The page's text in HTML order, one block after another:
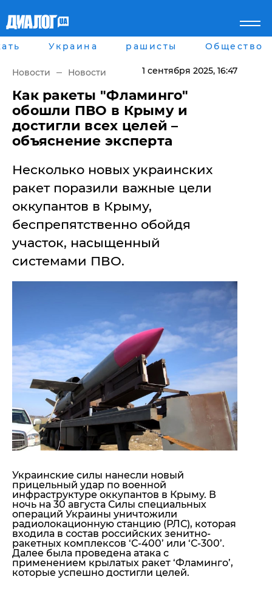
Главная
рассея
Мир
Беларусь
Военное обозрение
Наука и Техника
Экономика
Блоги
Шоу-биз
Здоровье
Украина
Спорт
Культура
Города
Харьков
Днепр
Львов
Одесса
Война на Донбассе и в
Крыму
"ДНР"
Донбасс
Армия Украины
Культура
Общество
Пресс-релизы
Пресс-релизы
Авторское
Мнение
Блоги
ИноСМИ
Украина рашисты Общество
Новости Новости 1 сентября 2025, 16:47
Как ракеты "Фламинго"
обошли ПВО в Крыму и
достигли всех целей –
объяснение эксперта
Несколько новых украинских
ракет поразили важные цели
оккупантов в Крыму,
беспрепятственно обойдя
участок, насыщенный
системами ПВО.
Украинские силы нанесли новый
прицельный удар по военной
инфраструктуре оккупантов в Крыму. В
ночь на 30 августа Силы специальных
операций Украины уничтожили
радиолокационную станцию (РЛС), которая
входила в состав российских зенитно-
ракетных комплексов ‘С-400’ или ‘С-300’.
Далее была проведена атака с
применением крылатых ракет ‘Фламинго’,
которые успешно достигли целей.